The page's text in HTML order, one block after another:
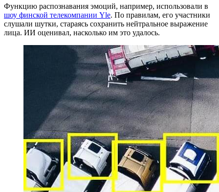
Функцию распознавания эмоций, например, использовали в
шоу финской телекомпании Yle. По правилам, его участники
слушали шутки, стараясь сохранить нейтральное выражение
лица. ИИ оценивал, насколько им это удалось.